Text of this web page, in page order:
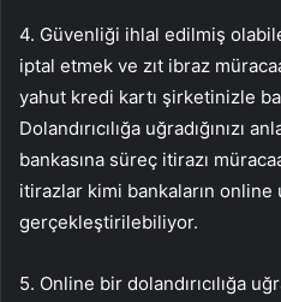
4. Güvenliği ihlal edilmiş
iptal etmek ve zıt ibraz
yahut kredi kartı şirketinizle
Dolandırıcılığa uğradığınızı
bankasına süreç itirazı
itirazlar kimi bankaların online
gerçekleştirilebiliyor.
5. Online bir dolandırıcılığa